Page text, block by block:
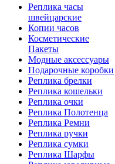
Реплика часы
швейцарские
Копии часов
Косметические
Пакеты
Модные аксессуары
Подарочные коробки
Реплика брелки
Реплика кошельки
Реплика очки
Реплика Полотенца
Реплика Ремни
Реплика ручки
Реплика сумки
Реплика Шарфы